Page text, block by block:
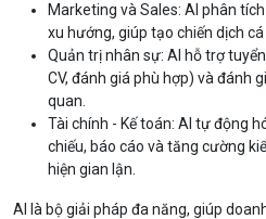
Marketing và Sales: AI phân
xu hướng, giúp tạo chiến dịch
Quản trị nhân sự: AI hỗ trợ
CV, đánh giá phù hợp) và đánh
quan.
Tài chính - Kế toán: AI tự động
chiếu, báo cáo và tăng cường
hiện gian lận.
AI là bộ giải pháp đa năng, giúp